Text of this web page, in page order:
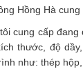
Hồng Hà
cung cấp
thước, độ
như: thép